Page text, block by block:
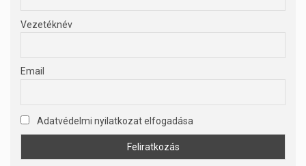
Vezetéknév
Email
Adatvédelmi nyilatkozat elfogadása